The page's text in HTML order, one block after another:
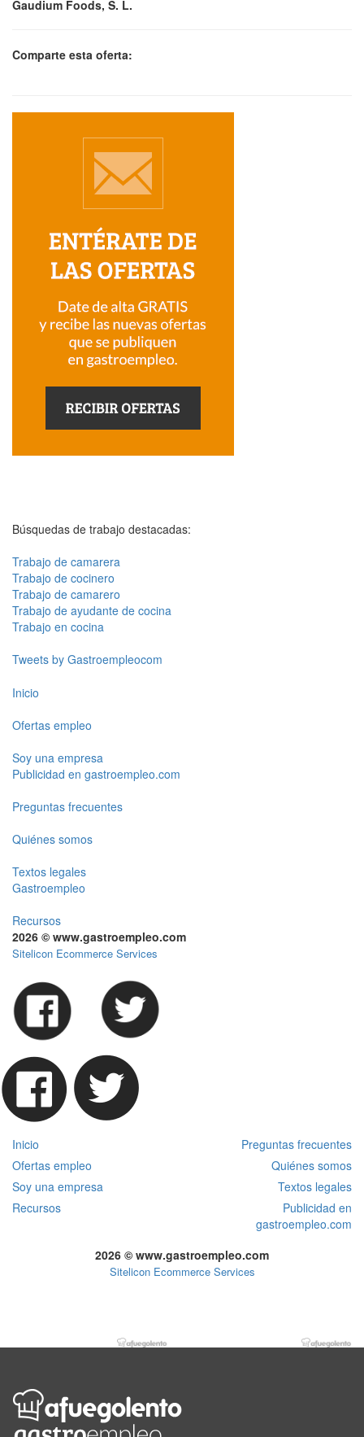
Gaudium Foods, S. L.
Comparte esta oferta:
Búsquedas de trabajo destacadas:
Trabajo de camarera
Trabajo de cocinero
Trabajo de camarero
Trabajo de ayudante de cocina
Trabajo en cocina
Tweets by Gastroempleocom
Inicio
Ofertas empleo
Soy una empresa
Publicidad en gastroempleo.com
Preguntas frecuentes
Quiénes somos
Textos legales
Gastroempleo
Recursos
2026 © www.gastroempleo.com
Sitelicon Ecommerce Services
Inicio
Preguntas frecuentes
Ofertas empleo
Quiénes somos
Soy una empresa
Textos legales
Recursos
Publicidad en
gastroempleo.com
2026 © www.gastroempleo.com
Sitelicon Ecommerce Services